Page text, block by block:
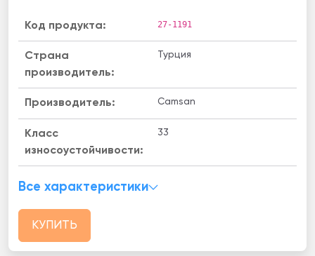
Код продукта: 27-1191
Страна
производитель:
Турция
Производитель: Camsan
Класс
износоустойчивости:
33
Все характеристики
КУПИТЬ